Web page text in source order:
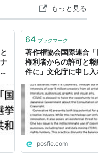
論者による解説が収
味深い内…
もっと見る
64 ブックマーク
著作権協会国際連合
権利者からの許可と
件に」文化庁に申し
posfie.com